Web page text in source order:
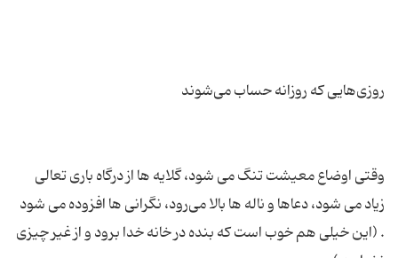
وقتی اوضاع معیشت تنگ می شود، گلایه ها از درگاه باری تعالی
زیاد می شود، دعاها و ناله ها بالا می‌رود، نگرانی ها افزوده می شود
. (این خیلی هم خوب است که بنده در خانه خدا برود و از غیر چیزی